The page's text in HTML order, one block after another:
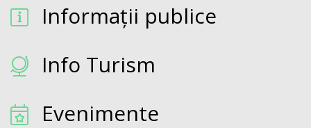
Informații publice
Info Turism
Evenimente